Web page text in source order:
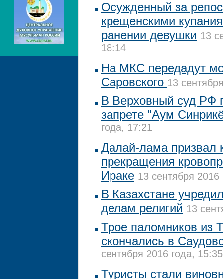
Осужденный за
крещенскими
ранении девушки 13
18:14
На МКС передадут
Саровского 13
В Верховный суд РФ
запрете "Аум
года, 17:21
Далай-лама призвал
прекращения
Ираке 13 сентября 2016
В Казахстане
делам религий 13
Трое паломников из
скончались в
сентября 2016 года, 15:35
Туристы стали